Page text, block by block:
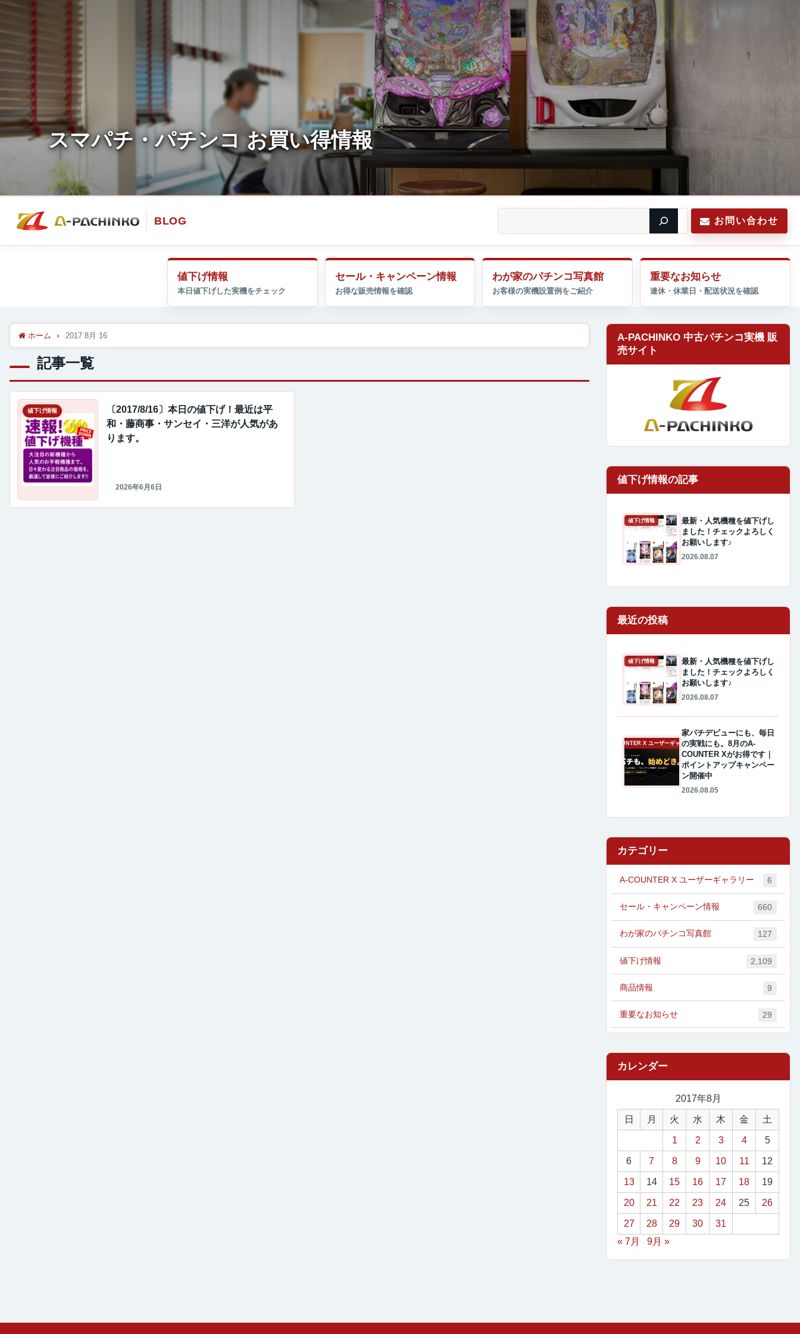
お問い合わせ
値下げ情報 セール・キャンペーン情報 わが家のパチンコ写真館 重要なお知らせ
ホーム 2017 8月 16
記事一覧
値下げ情報
〔2017/8/16〕本日の値下げ！最近は平
和・藤商事・サンセイ・三洋が人気があ
ります。
2026年6月6日
A-PACHINKO 中古パチンコ実機 販
売サイト
値下げ情報
最新・人気機種を値下げし
ました！チェックよろしく
お願いします♪
2026.08.07
最近の投稿
値下げ情報
最新・人気機種を値下げし
ました！チェックよろしく
お願いします♪
2026.08.07
A-COUNTER X ユーザーギャラリー
家パチデビューにも、毎日
の実戦にも。8月のA-
COUNTER Xがお得です｜
ポイントアップキャンペー
ン開催中
2026.08.05
カテゴリー
A-COUNTER X ユーザーギャラリー 6
セール・キャンペーン情報 660
わが家のパチンコ写真館 127
値下げ情報 2,109
商品情報 9
重要なお知らせ 29
2017年8月
日 月 火 水 木 金 土
1 2 3 4 5
6 7 8 9 10 11 12
13 14 15 16 17 18 19
20 21 22 23 24 25 26
27 28 29 30
31
« 7月
9月 »